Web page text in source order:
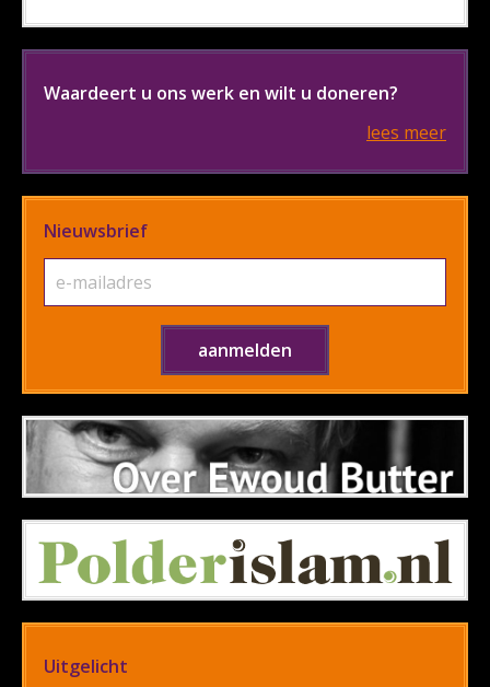
Waardeert u ons werk en wilt u doneren?
lees meer
Nieuwsbrief
Uitgelicht